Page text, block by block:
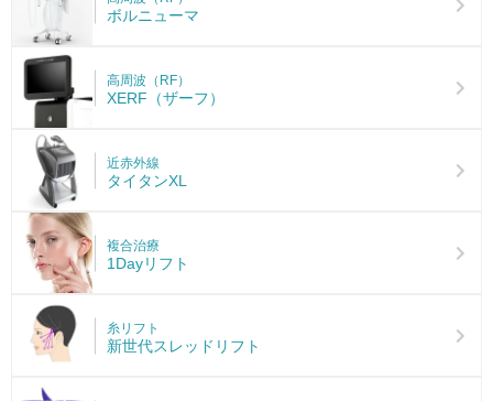
ボルニューマ
高周波（RF）
XERF（ザーフ）
近赤外線
タイタンXL
複合治療
1Dayリフト
糸リフト
新世代スレッドリフト